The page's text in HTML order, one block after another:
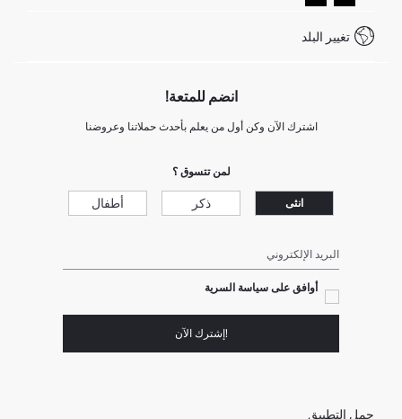
كيف تدفع في ديفاكتو؟
شروط المنافسة
Call Center 19782
تغيير البلد
انضم للمتعة!
اشترك الآن وكن أول من يعلم بأحدث حملاتنا وعروضنا
لمن تتسوق ؟
انثى ذكر أطفال
البريد الإلكتروني
أوافق على سياسة السرية
!إشترك الآن
حمل التطبيق